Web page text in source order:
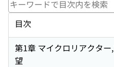
目次
第1章 マイクロリアクタ
望